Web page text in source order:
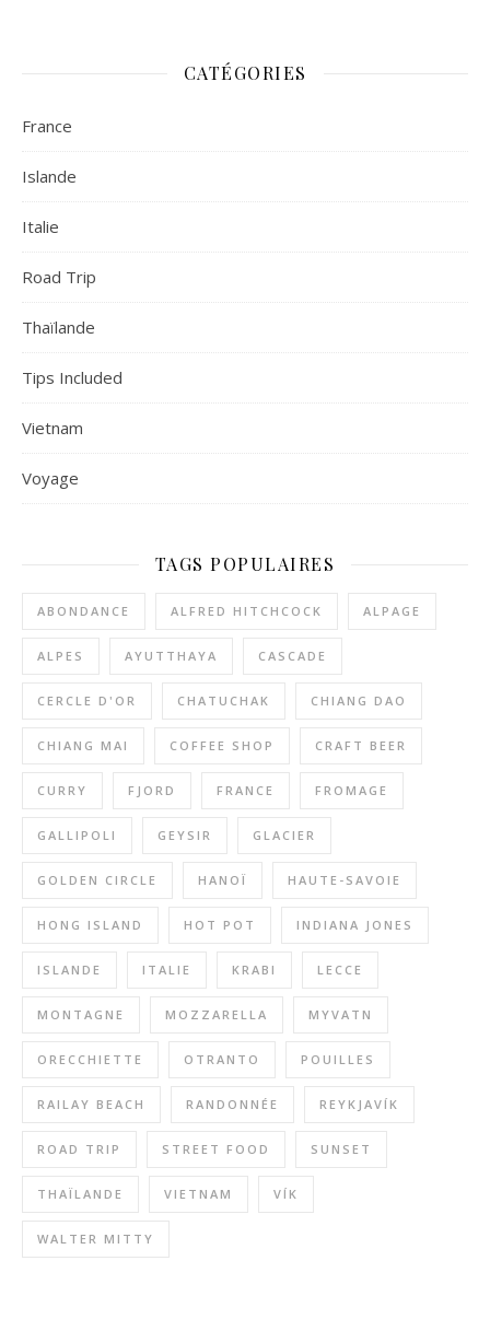
CATÉGORIES
France
Islande
Italie
Road Trip
Thaïlande
Tips Included
Vietnam
Voyage
TAGS POPULAIRES
ABONDANCE ALFRED HITCHCOCK ALPAGE
ALPES AYUTTHAYA CASCADE
CERCLE D'OR CHATUCHAK CHIANG DAO
CHIANG MAI COFFEE SHOP CRAFT BEER
CURRY FJORD FRANCE FROMAGE
GALLIPOLI GEYSIR GLACIER
GOLDEN CIRCLE HANOÏ HAUTE-SAVOIE
HONG ISLAND HOT POT INDIANA JONES
ISLANDE ITALIE KRABI LECCE
MONTAGNE MOZZARELLA MYVATN
ORECCHIETTE OTRANTO POUILLES
RAILAY BEACH RANDONNÉE REYKJAVÍK
ROAD TRIP STREET FOOD SUNSET
THAÏLANDE VIETNAM VÍK
WALTER MITTY